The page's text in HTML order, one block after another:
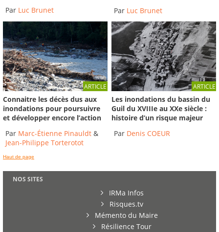
Par Luc Brunet
Par Luc Brunet
ARTICLE
Connaitre les décès dus aux
inondations pour poursuivre
et développer encore l’action
Par Marc-Étienne Pinauldt &
Jean-Philippe Torterotot
ARTICLE
Les inondations du bassin du
Guil du XVIIIe au XXe siècle :
histoire d’un risque majeur
Par Denis COEUR
Haut de page
NOS SITES
IRMa Infos
Risques.tv
Mémento du Maire
Résilience Tour